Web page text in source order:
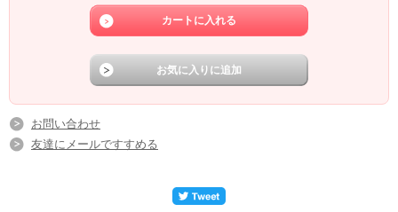
お問い合わせ
友達にメールですすめる